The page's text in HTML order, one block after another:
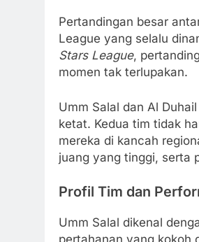
Pertandingan besar
League yang selalu
Stars League,
momen tak terlupakan.
Umm Salal dan Al
ketat. Kedua tim tidak
mereka di kancah
juang yang tinggi, serta
Profil Tim dan
Umm Salal dikenal